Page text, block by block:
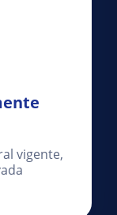
vigente,